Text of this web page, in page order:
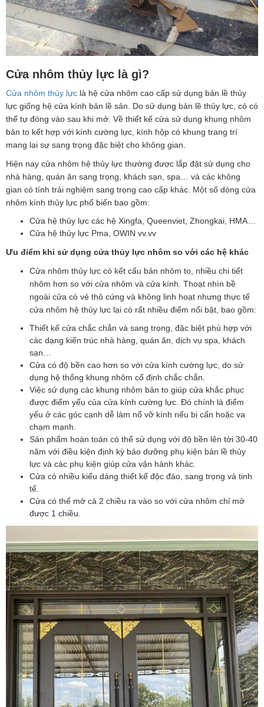
Cửa nhôm thủy lực là gì?
Cửa nhôm thủy lực là hệ cửa nhôm cao cấp sử dụng bản lề thủy
lực giống hệ cửa kính bản lề sản. Do sử dụng bản lề thủy lực, có có
thể tự đóng vào sau khi mở. Về thiết kế cửa sử dụng khung nhôm
bản to kết hợp với kính cường lực, kính hộp có khung trang trí
mang lại sự sang trọng đặc biệt cho không gian.
Hiện nay cửa nhôm hệ thủy lực thường được lắp đặt sử dụng cho
nhà hàng, quán ăn sang trọng, khách sạn, spa… và các không
gian có tính trải nghiệm sang trọng cao cấp khác. Một số dòng cửa
nhôm kính thủy lực phổ biến bao gồm:
Cửa hệ thủy lực các hệ Xingfa, Queenviet, Zhongkai, HMA…
Cửa hệ thủy lực Pma, OWIN vv.vv
Ưu điểm khi sử dụng cửa thủy lực nhôm so với các hệ khác
Cửa nhôm thủy lực có kết cấu bản nhôm to, nhiều chi tiết
nhôm hơn so với cửa nhôm và cửa kính. Thoạt nhìn bề
ngoài cửa có vẻ thô cứng và không linh hoạt nhưng thực tế
cửa nhôm hệ thủy lực lại có rất nhiều điểm nổi bật, bao gồm:
Thiết kế cửa chắc chắn và sang trọng, đặc biệt phù hợp với
các dạng kiến trúc nhà hàng, quán ăn, dịch vụ spa, khách
sạn…
Cửa có độ bền cao hơn so với cửa kính cường lực, do sử
dụng hệ thống khung nhôm cố định chắc chắn.
Việc sử dụng các khung nhôm bản to giúp cửa khắc phục
được điểm yếu của cửa kính cường lực. Đó chính là điểm
yếu ở các góc cạnh dễ làm nổ vỡ kính nếu bị cấn hoặc va
chạm mạnh.
Sản phẩm hoàn toàn có thể sử dụng với độ bền lên tới 30-40
năm với điều kiện định kỳ bảo dưỡng phụ kiện bản lề thủy
lực và các phụ kiện giúp cửa vận hành khác.
Cửa có nhiều kiểu dáng thiết kế độc đáo, sang trọng và tinh
tế.
Cửa có thể mở cả 2 chiều ra vào so với cửa nhôm chỉ mở
được 1 chiều.